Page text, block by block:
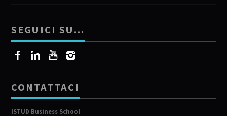
SEGUICI SU…
CONTATTACI
ISTUD Business School